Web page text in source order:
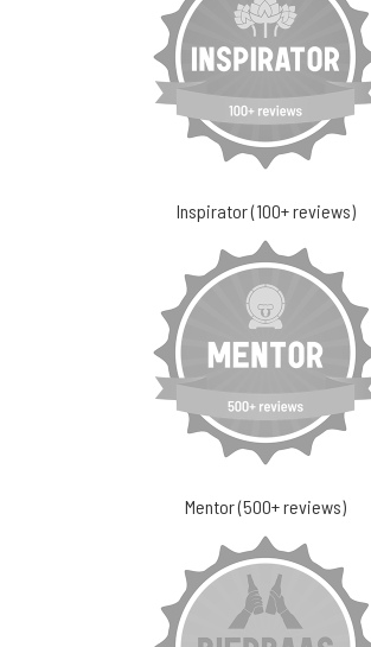
Inspirator (100+ reviews)
Mentor (500+ reviews)